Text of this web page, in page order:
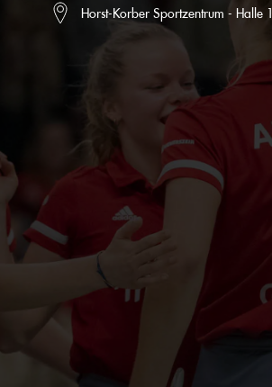
Horst-Korber Sportzentrum - Halle 1